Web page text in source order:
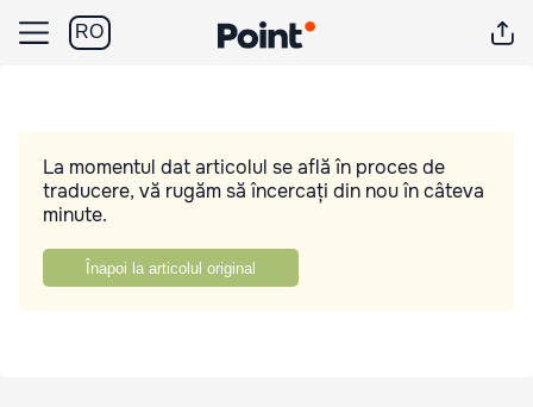
RO
La momentul dat articolul se află în proces de
traducere, vă rugăm să încercați din nou în câteva
minute.
Înapoi la articolul original